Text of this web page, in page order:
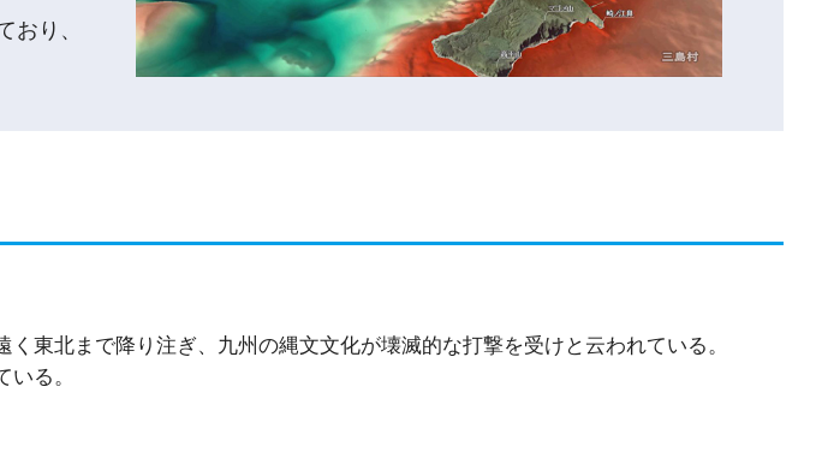
おり、
東北まで降り注ぎ、九州の縄文文化が壊滅的な打撃を受けと云われている。
る。